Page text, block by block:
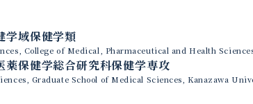
学域保健学類
College of Medical, Pharmaceutical and Health
薬保健学総合研究科保健学専攻
Graduate School of Medical Sciences, Kanazawa